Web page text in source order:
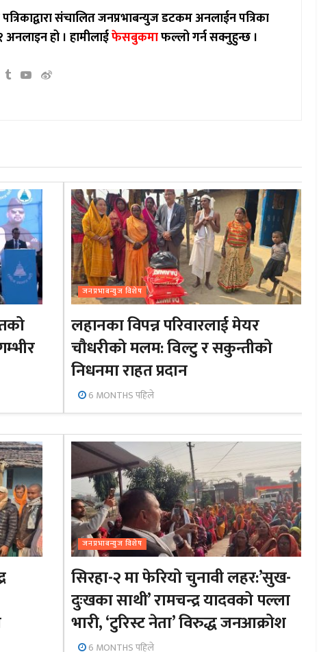
संचालित जनप्रभाबन्युज डटकम अनलाईन पत्रिका
अनलाइन हो ।हामीलाईफेसबुकमाफल्लो गर्न सक्नुहुन्छ ।
जनप्रभाबन्युज विशेष
लहानका विपन्न परिवारलाई मेयर
चौधरीको मलम: विल्टु र सकुन्तीको
निधनमा राहत प्रदान
6 MONTHS पहिले
जनप्रभाबन्युज विशेष
सिरहा-२ मा फेरियो चुनावी लहर:’सुख-
दुःखका साथी’ रामचन्द्र यादवको पल्ला
भारी, ‘टुरिस्ट नेता’ विरुद्ध जनआक्रोश
6 MONTHS पहिले